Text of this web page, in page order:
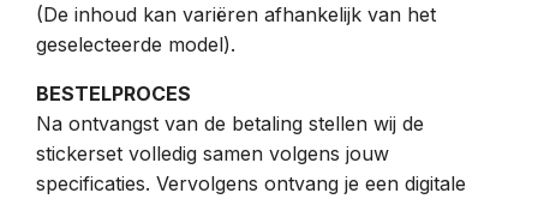
(De inhoud kan variëren afhankelijk van het
geselecteerde model).
BESTELPROCES
Na ontvangst van de betaling stellen wij de
stickerset volledig samen volgens jouw
specificaties. Vervolgens ontvang je een digitale